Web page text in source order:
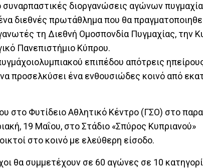
διοργανώσεις αγώνων
διεθνές πρωτάθλημα που θα
τη Διεθνή Ομοσπονδία Πυγμαχίας, την
Πανεπιστήμιο Κύπρου.
επιπέδου απότρεις
προσελκύσει ένα ενθουσιώδες κοινό από
στο Φυτίδειο Αθλητικό Κέντρο (ΓΣΟ) στο
19 Μαΐου, στο Στάδιο «Σπύρος Κυπριανού»
στο κοινό με ελεύθερη είσοδο.
θα συμμετέχουν σε 60 αγώνες σε 10